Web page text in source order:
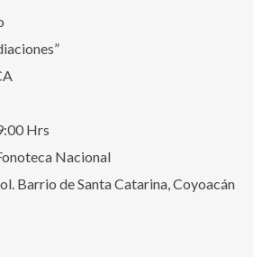
Hrs
Nacional
Barrio de Santa Catarina, Coyoacán